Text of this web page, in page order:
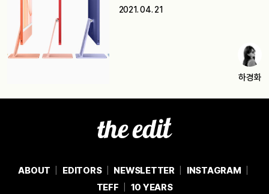
2021. 04. 21
하경화
ABOUT EDITORS NEWSLETTER
INSTAGRAM
TEFF
10 YEARS